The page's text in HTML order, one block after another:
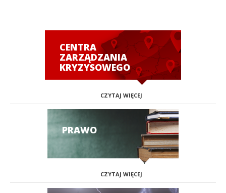
CENTRA
ZARZĄDZANIA
KRYZYSOWEGO
CZYTAJ WIĘCEJ
PRAWO
CZYTAJ WIĘCEJ